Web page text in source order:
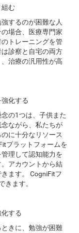
組む
するのが困難な人
場合、医療専門家
トレーニングを管
診察と自宅の両方
治療の汎用性が高
化する
の1つは、子供また
ながら、私たちが
に十分なリソース
プラットフォームを
理して認知能力を
アカウントから結
ます。 CogniFitフ
きます。
する
きに、勉強が困難